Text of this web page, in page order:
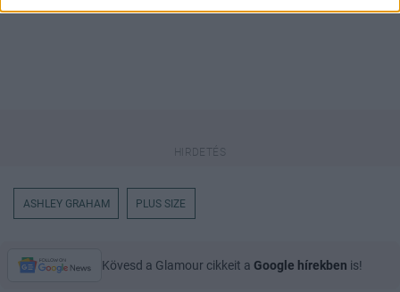
ASHLEY GRAHAM PLUS SIZE
Kövesd a Glamour cikkeit a Google hírekben is!